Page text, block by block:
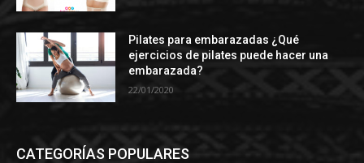
Pilates para embarazadas ¿Qué
ejercicios de pilates puede hacer una
embarazada?
22/01/2020
CATEGORÍAS POPULARES